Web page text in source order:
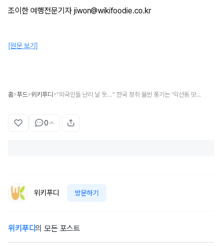
​조이한 여행전문기자 jiwon@wikifoodie.co.kr
[원문 보기]
홈>푸드>위키푸디 > "외국인들 난리 날 듯…" 한국 정취 물씬 풍기는 '익선동 맛집' TOP 3
0
위키푸디 방문하기
위키푸디의 모든 포스트